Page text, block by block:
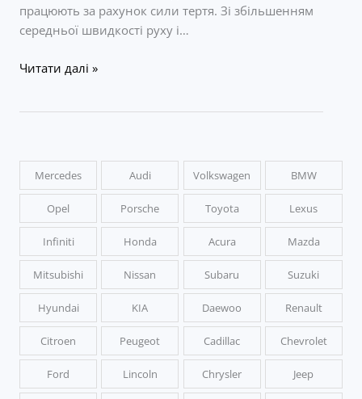
працюють за рахунок сили тертя. Зі збільшенням
середньої швидкості руху і…
Ремонт
Читати далі »
Mercedes Audi Volkswagen BMW
Opel Porsche Toyota Lexus
Infiniti Honda Acura Mazda
Mitsubishi Nissan Subaru Suzuki
Hyundai KIA Daewoo Renault
Citroen Peugeot Cadillac Chevrolet
Ford Lincoln Chrysler Jeep